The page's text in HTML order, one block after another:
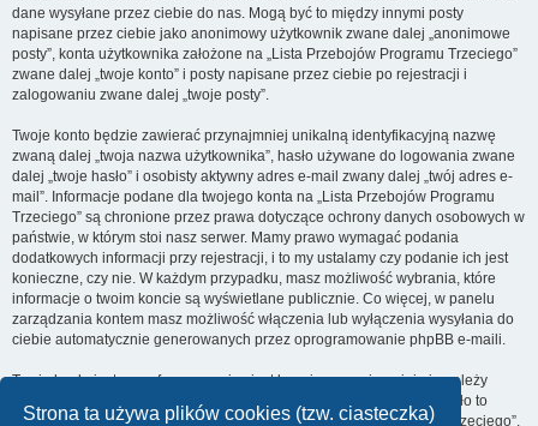
Strona ta używa plików cookies (tzw. ciasteczka)
dane wysyłane przez ciebie do nas. Mogą być to między innymi posty
napisane przez ciebie jako anonimowy użytkownik zwane dalej „anonimowe
posty”, konta użytkownika założone na „Lista Przebojów Programu Trzeciego”
zwane dalej „twoje konto” i posty napisane przez ciebie po rejestracji i
zalogowaniu zwane dalej „twoje posty”.
Twoje konto będzie zawierać przynajmniej unikalną identyfikacyjną nazwę
zwaną dalej „twoja nazwa użytkownika”, hasło używane do logowania zwane
dalej „twoje hasło” i osobisty aktywny adres e-mail zwany dalej „twój adres e-
mail”. Informacje podane dla twojego konta na „Lista Przebojów Programu
Trzeciego” są chronione przez prawa dotyczące ochrony danych osobowych w
państwie, w którym stoi nasz serwer. Mamy prawo wymagać podania
dodatkowych informacji przy rejestracji, i to my ustalamy czy podanie ich jest
konieczne, czy nie. W każdym przypadku, masz możliwość wybrania, które
informacje o twoim koncie są wyświetlane publicznie. Co więcej, w panelu
zarządzania kontem masz możliwość włączenia lub wyłączenia wysyłania do
ciebie automatycznie generowanych przez oprogramowanie phpBB e-maili.
Twoje hasło jest zaszyfrowane, więc jest bezpieczne, niemniej nie należy
używać tego samego hasła na różnych witrynach internetowych. Hasło to
umożliwia dostęp do twojego konta na „Lista Przebojów Programu Trzeciego”,